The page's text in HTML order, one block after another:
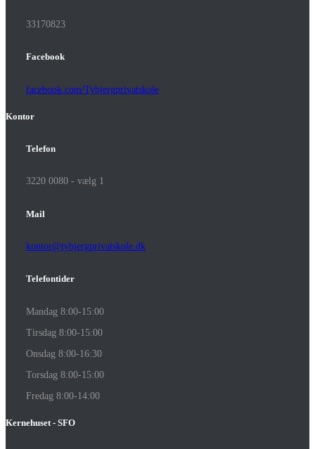
33170823
Facebook
facebook.com/Tybjergprivatskole
Kontor
Telefon
3220 0080 - vælg 1
Mail
kontor@tybjergprivatskole.dk
Telefontider
Mandag 8:00-15:00
Tirsdag 8:00-15:00
Onsdag 8:00-16:30
Torsdag 8:00-15:00
Fredag 8:00-14:00
Kernehuset - SFO